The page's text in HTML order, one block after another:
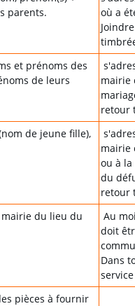
parents.
où a
et prénoms des
de leurs
mairie
retour
de jeune fille),
mairie
ou à
du
retour
du lieu du
Au
doit
Dans
pièces à fournir